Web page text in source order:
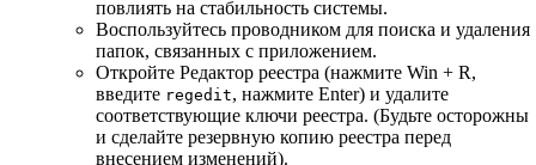
повлиять на стабильность системы.
Воспользуйтесь проводником для поиска и удаления
папок, связанных с приложением.
Откройте Редактор реестра (нажмите Win + R,
введите regedit, нажмите Enter) и удалите
соответствующие ключи реестра. (Будьте осторожны
и сделайте резервную копию реестра перед
внесением изменений).